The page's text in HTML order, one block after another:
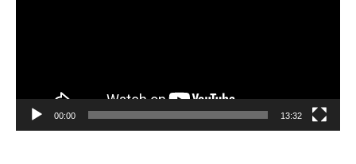
00:00 13:32